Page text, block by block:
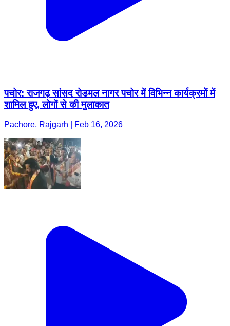
पचोर: राजगढ़ सांसद रोडमल नागर पचोर में विभिन्न कार्यक्रमों में
शामिल हुए, लोगों से की मुलाकात
Pachore, Rajgarh | Feb 16, 2026